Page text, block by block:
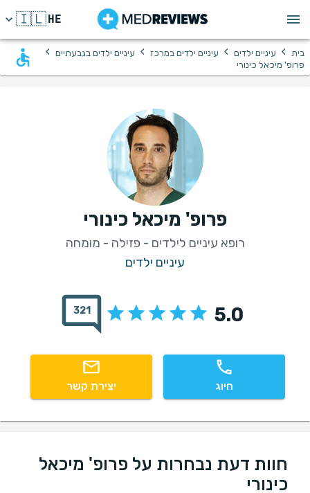
HE
🇮🇱
בית › עיניים ילדים › עיניים ילדים במרכז › עיניים ילדים בגבעתיים ›
פרופ' מיכאל כינורי
פרופ' מיכאל כינורי
רופא עיניים לילדים - פזילה - מומחה
עיניים ילדים
5.0
321
חיוג יצירת קשר
חוות דעת נבחרות על פרופ' מיכאל
כינורי